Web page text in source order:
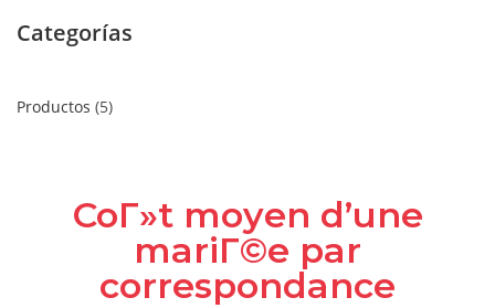
Categorías
Productos 5
CoГ»t moyen d’une
mariГ©e par
correspondance